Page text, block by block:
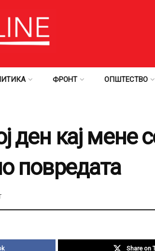
ФРОНТ ОПШТЕСТВО
ден кај мене
повредата
Share on